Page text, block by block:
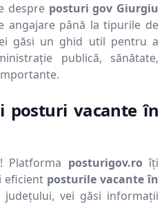
despre posturi gov Giurgiu
angajare până la tipurile de
găsi un ghid util pentru a
publică, sănătate,
posturi vacante în
Platforma posturigov.roîți
eficient posturile vacante în
județului, vei găsi informații